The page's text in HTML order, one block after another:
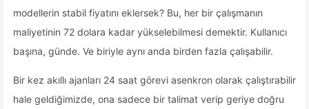
modellerin stabil fiyatını eklersek? Bu, her bir çalışmanın
maliyetinin 72 dolara kadar yükselebilmesi demektir. Kullanıcı
başına, günde. Ve biriyle aynı anda birden fazla çalışabilir.
Bir kez akıllı ajanları 24 saat görevi asenkron olarak çalıştırabilir
hale geldiğimizde, ona sadece bir talimat verip geriye doğru